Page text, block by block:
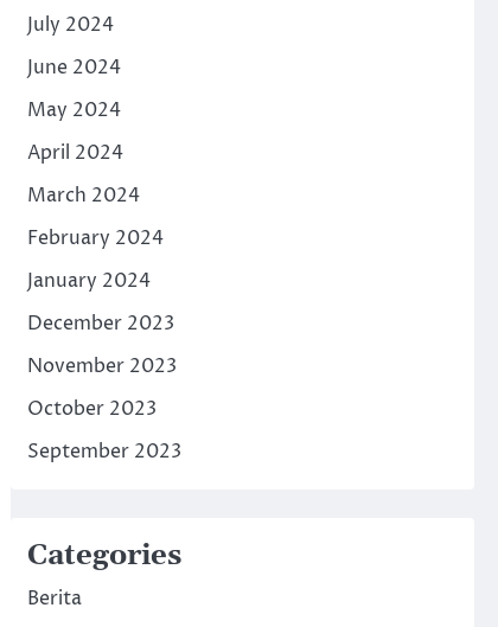
July 2024
June 2024
May 2024
April 2024
March 2024
February 2024
January 2024
December 2023
November 2023
October 2023
September 2023
Categories
Berita